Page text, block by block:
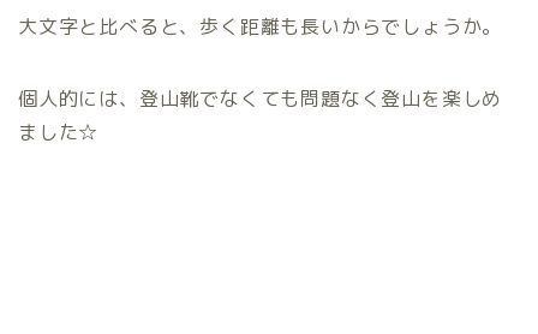
大文字と比べると、歩く距離も長いからでしょうか。
個人的には、登山靴でなくても問題なく登山を楽しめ
ました☆